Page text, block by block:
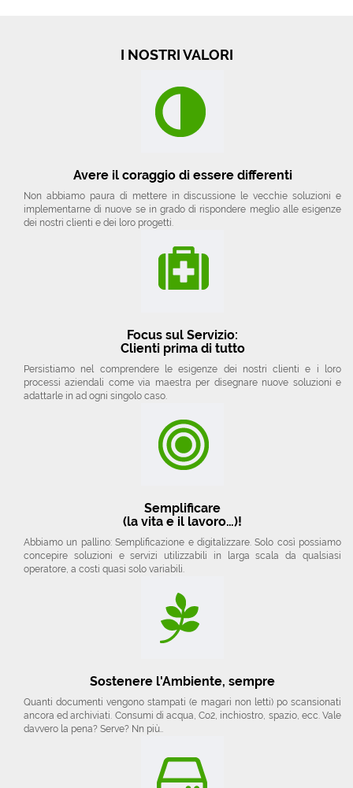
I NOSTRI VALORI
Avere il coraggio di essere differenti
Non abbiamo paura di mettere in discussione le vecchie soluzioni e
implementarne di nuove se in grado di rispondere meglio alle esigenze
dei nostri clienti e dei loro progetti.
Focus sul Servizio:
Clienti prima di tutto
Persistiamo nel comprendere le esigenze dei nostri clienti e i loro
processi aziendali come via maestra per disegnare nuove soluzioni e
adattarle in ad ogni singolo caso.
Semplificare
(la vita e il lavoro…)!
Abbiamo un pallino: Semplificazione e digitalizzare. Solo così possiamo
concepire soluzioni e servizi utilizzabili in larga scala da qualsiasi
operatore, a costi quasi solo variabili.
Sostenere l'Ambiente, sempre
Quanti documenti vengono stampati (e magari non letti) po scansionati
ancora ed archiviati. Consumi di acqua, Co2, inchiostro, spazio, ecc. Vale
davvero la pena? Serve? Nn più..